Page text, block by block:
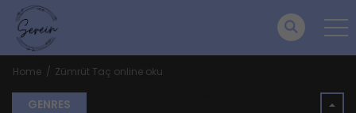
Home Zümrüt Taç online oku
GENRES